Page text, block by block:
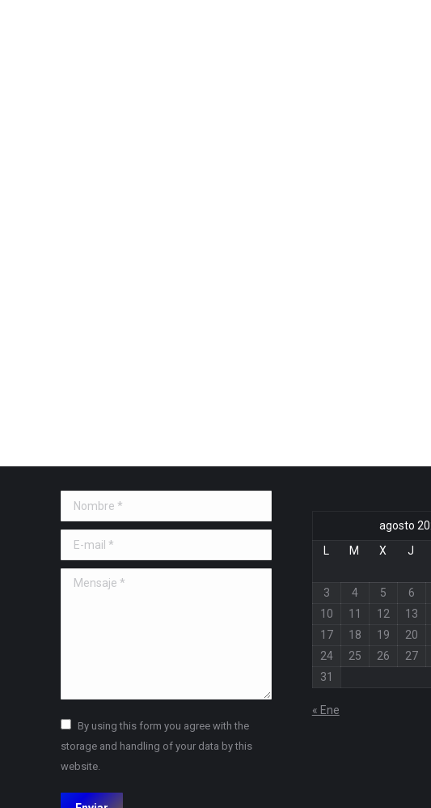
Nombre *
E-mail *
Mensaje *
By using this form you agree with the
storage and handling of your data by this
website.
agosto
L
M X J
3
4 5 6
10
11 12 13
17
18 19 20
24
25 26 27
31
« Ene